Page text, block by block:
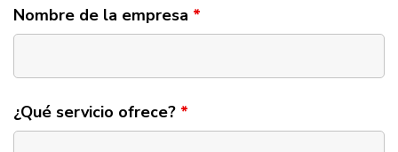
Nombre de la empresa *
¿Qué servicio ofrece? *